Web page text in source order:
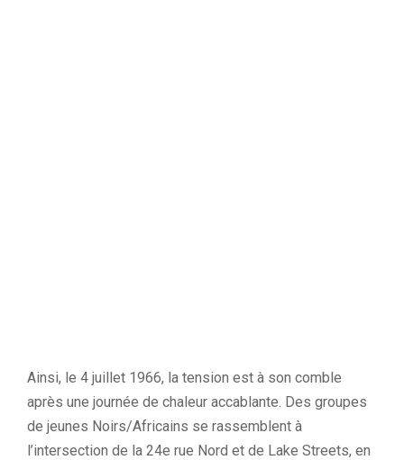
Ainsi, le 4 juillet 1966, la tension est à son comble
après une journée de chaleur accablante. Des groupes
de jeunes Noirs/Africains se rassemblent à
l’intersection de la 24e rue Nord et de Lake Streets, en